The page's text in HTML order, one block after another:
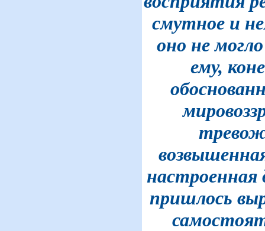
смутное и
оно не
ему,
настроенная
пришлось